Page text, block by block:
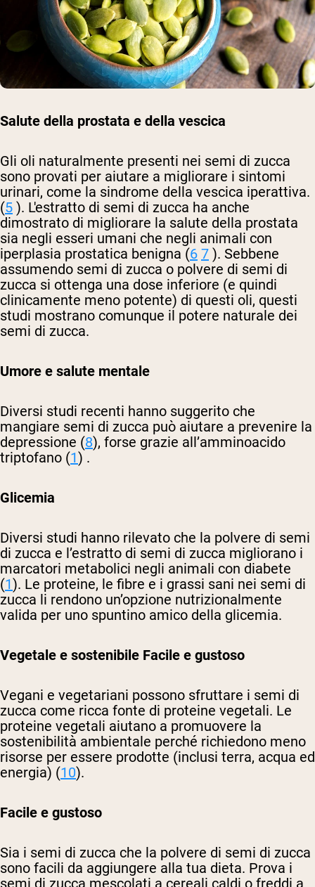
Salute della prostata e della vescica
Gli oli naturalmente presenti nei semi di zucca
sono provati per aiutare a migliorare i sintomi
urinari, come la sindrome della vescica iperattiva.
(5 ). L'estratto di semi di zucca ha anche
dimostrato di migliorare la salute della prostata
sia negli esseri umani che negli animali con
iperplasia prostatica benigna (6 7 ). Sebbene
assumendo semi di zucca o polvere di semi di
zucca si ottenga una dose inferiore (e quindi
clinicamente meno potente) di questi oli, questi
studi mostrano comunque il potere naturale dei
semi di zucca.
Umore e salute mentale
Diversi studi recenti hanno suggerito che
mangiare semi di zucca può aiutare a prevenire la
depressione (8), forse grazie all’amminoacido
triptofano (1) .
Glicemia
Diversi studi hanno rilevato che la polvere di semi
di zucca e l’estratto di semi di zucca migliorano i
marcatori metabolici negli animali con diabete
(1). Le proteine, le fibre e i grassi sani nei semi di
zucca li rendono un’opzione nutrizionalmente
valida per uno spuntino amico della glicemia.
Vegetale e sostenibile Facile e gustoso
Vegani e vegetariani possono sfruttare i semi di
zucca come ricca fonte di proteine vegetali. Le
proteine vegetali aiutano a promuovere la
sostenibilità ambientale perché richiedono meno
risorse per essere prodotte (inclusi terra, acqua ed
energia) (10).
Facile e gustoso
Sia i semi di zucca che la polvere di semi di zucca
sono facili da aggiungere alla tua dieta. Prova i